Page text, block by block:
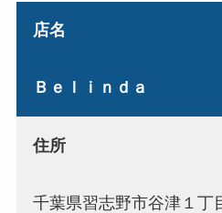
店名
Ｂｅｌｉｎｄａ
住所
千葉県習志野市谷津１丁